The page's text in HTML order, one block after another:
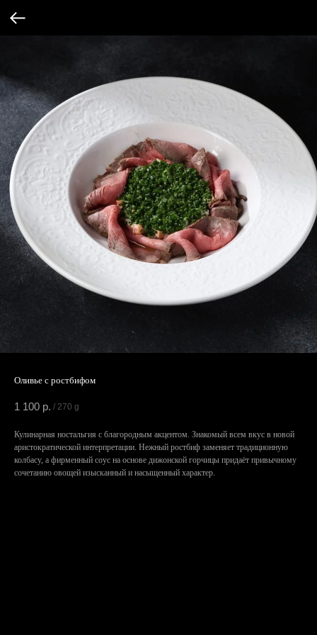
Оливье с ростбифом
1 100 р. / 270 g
Кулинарная ностальгия с благородным акцентом. Знакомый всем вкус в новой
аристократической интерпретации. Нежный ростбиф заменяет традиционную
колбасу, а фирменный соус на основе дижонской горчицы придаёт привычному
сочетанию овощей изысканный и насыщенный характер.